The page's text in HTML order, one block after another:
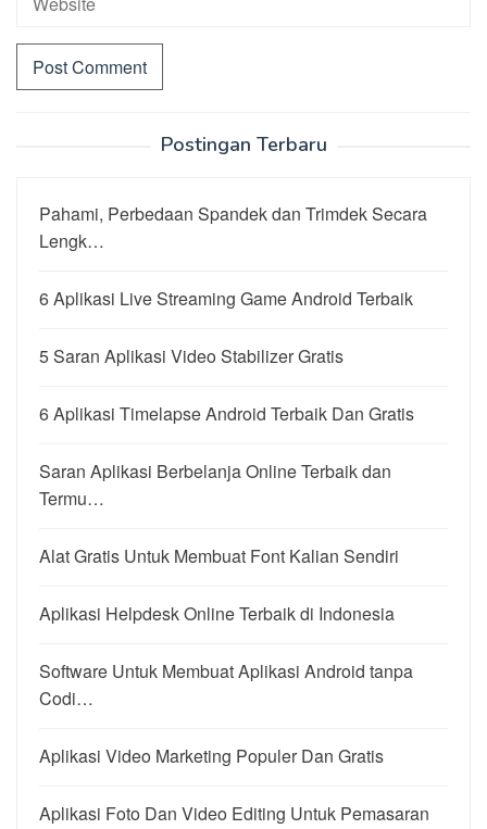
Postingan Terbaru
Pahami, Perbedaan Spandek dan Trimdek Secara
Lengk…
6 Aplikasi Live Streaming Game Android Terbaik
5 Saran Aplikasi Video Stabilizer Gratis
6 Aplikasi Timelapse Android Terbaik Dan Gratis
Saran Aplikasi Berbelanja Online Terbaik dan
Termu…
Alat Gratis Untuk Membuat Font Kalian Sendiri
Aplikasi Helpdesk Online Terbaik di Indonesia
Software Untuk Membuat Aplikasi Android tanpa
Codi…
Aplikasi Video Marketing Populer Dan Gratis
Aplikasi Foto Dan Video Editing Untuk Pemasaran